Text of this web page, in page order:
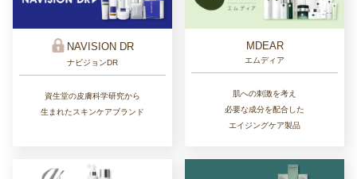
NAVISION DR
ナビジョンDR
資生堂の皮膚科学研究から
生まれたスキンケアブランド
MDEAR
エムディア
肌への刺激を考え
必要な成分を配合した
エイジングケア製品